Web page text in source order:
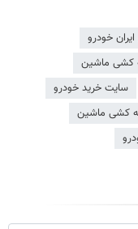
خودرو
کشی ماشین
سایت خرید خودرو
کشی ماشین